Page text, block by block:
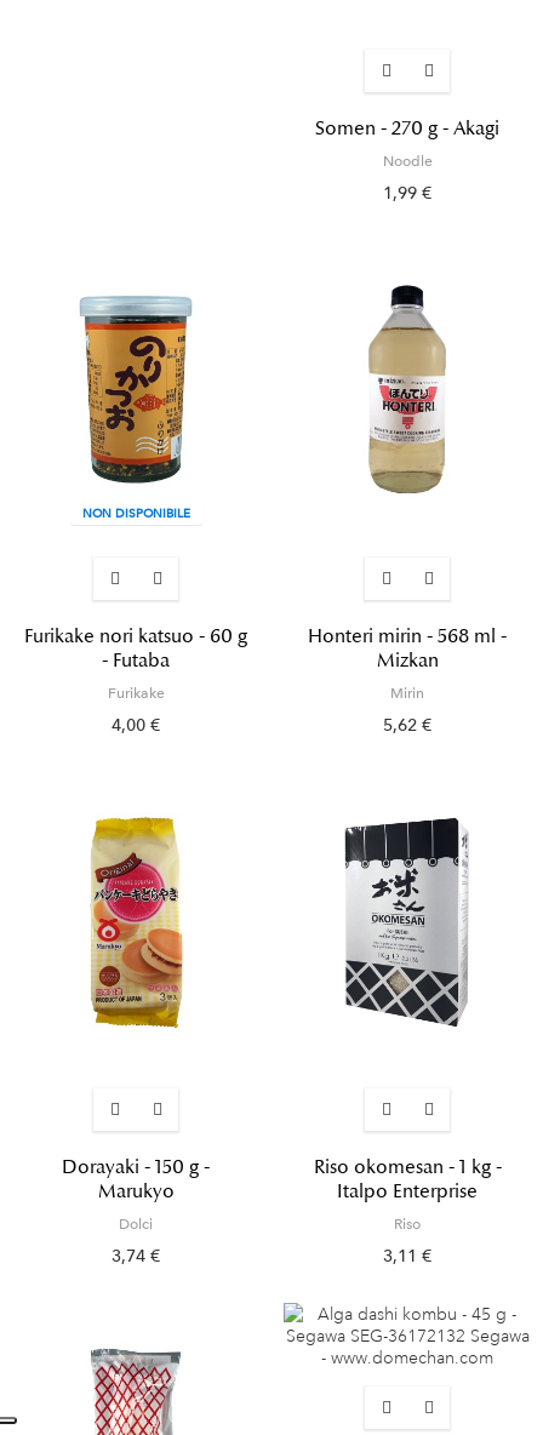
Somen - 270 g - Akagi
Noodle
1,99 €
NON DISPONIBILE
Furikake nori katsuo - 60 g
- Futaba
Furikake
4,00 €
Honteri mirin - 568 ml -
Mizkan
Mirin
5,62 €
Dorayaki - 150 g -
Marukyo
Dolci
3,74 €
Riso okomesan - 1 kg -
Italpo Enterprise
Riso
3,11 €